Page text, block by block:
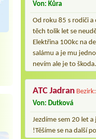
Von: Kůra
Od roku 85 s rodiči a
těch tolik let se
Elektřina 100kc na
salámu a je mu
nevím ale je to
ATC Jadran
Von: Dutková
Jezdíme sem 20 let
!Těšíme se na další